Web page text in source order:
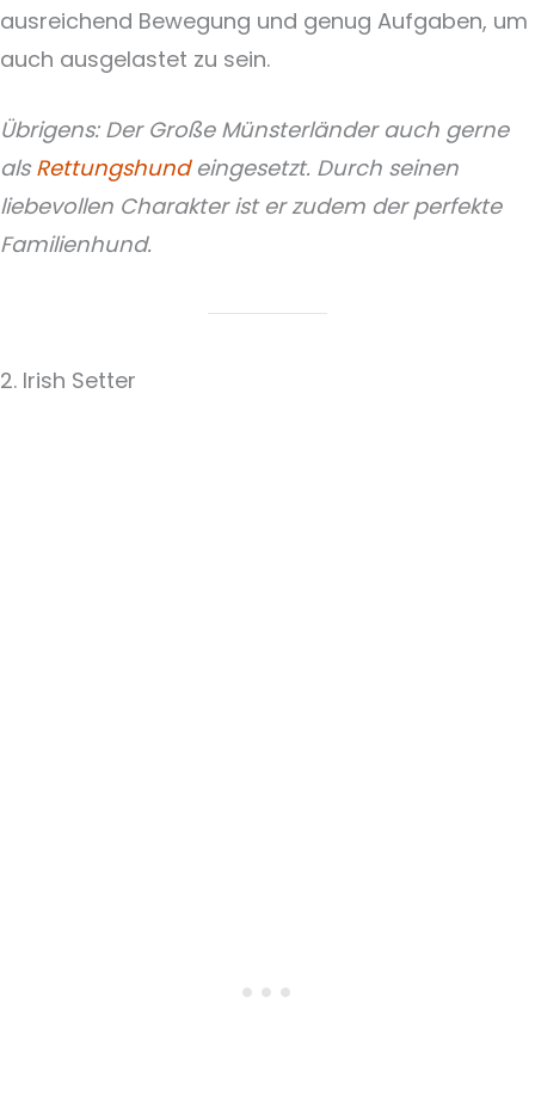
ausreichend Bewegung und genug Aufgaben, um
auch ausgelastet zu sein.
Übrigens: Der Große Münsterländer auch gerne
als Rettungshundeingesetzt. Durch seinen
liebevollen Charakter ist er zudem der perfekte
Familienhund.
2. Irish Setter